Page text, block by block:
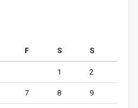
F S S
1 2
7 8 9